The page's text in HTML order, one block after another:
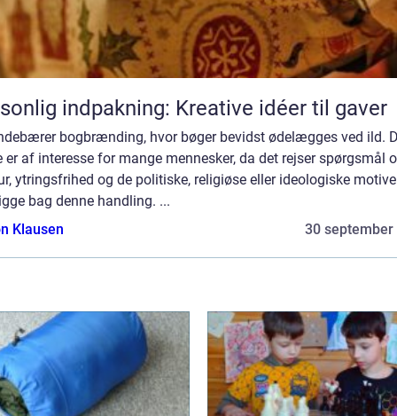
indpakning: Kreative idéer til gaver
bogbrænding, hvor bøger bevidst ødelægges ved ild.
er af interesse for mange mennesker, da det rejser spørgsmål
ytringsfrihed og de politiske, religiøse eller ideologiske
bag denne handling. ...
Klausen
30 september